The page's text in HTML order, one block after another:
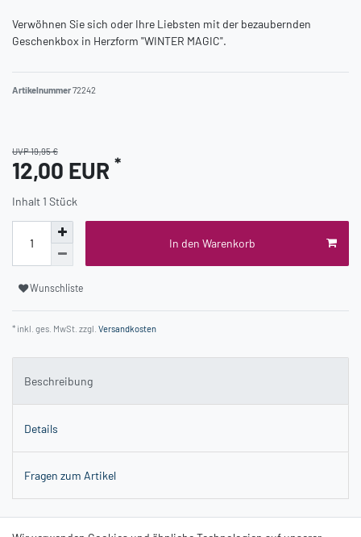
Verwöhnen Sie sich oder Ihre Liebsten mit der bezaubernden
Geschenkbox in Herzform "WINTER MAGIC".
Artikelnummer72242
UVP 19,95 €
12,00 EUR *
Inhalt 1 Stück
In den Warenkorb
Wunschliste
* inkl. ges. MwSt. zzgl. Versandkosten
Beschreibung
Details
Fragen zum Artikel